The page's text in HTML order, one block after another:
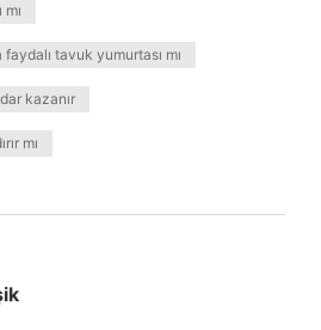
tavuk yumurtası mı
kazanır
mı